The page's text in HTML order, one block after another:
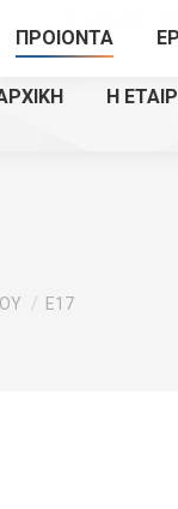
Η
E17
ΠΡΟΙΟΝΤΑ